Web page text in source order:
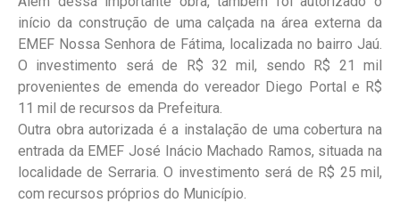
início da construção de uma calçada na área externa da
EMEF Nossa Senhora de Fátima, localizada no bairro Jaú.
O investimento será de R$ 32 mil, sendo R$ 21 mil
provenientes de emenda do vereador Diego Portal e R$
11 mil de recursos da Prefeitura.
Outra obra autorizada é a instalação de uma cobertura na
entrada da EMEF José Inácio Machado Ramos, situada na
localidade de Serraria. O investimento será de R$ 25 mil,
com recursos próprios do Município.